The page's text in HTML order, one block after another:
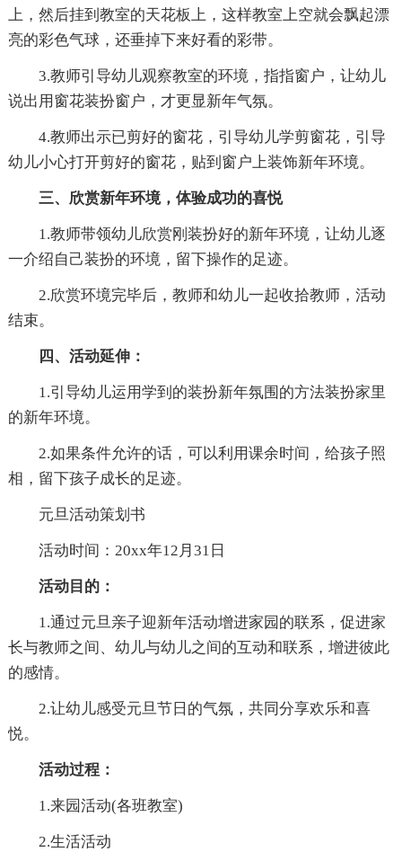
上，然后挂到教室的天花板上，这样教室上空就会飘起漂
亮的彩色气球，还垂掉下来好看的彩带。
3.教师引导幼儿观察教室的环境，指指窗户，让幼儿
说出用窗花装扮窗户，才更显新年气氛。
4.教师出示已剪好的窗花，引导幼儿学剪窗花，引导
幼儿小心打开剪好的窗花，贴到窗户上装饰新年环境。
三、欣赏新年环境，体验成功的喜悦
1.教师带领幼儿欣赏刚装扮好的新年环境，让幼儿逐
一介绍自己装扮的环境，留下操作的足迹。
2.欣赏环境完毕后，教师和幼儿一起收拾教师，活动
结束。
四、活动延伸：
1.引导幼儿运用学到的装扮新年氛围的方法装扮家里
的新年环境。
2.如果条件允许的话，可以利用课余时间，给孩子照
相，留下孩子成长的足迹。
元旦活动策划书
活动时间：20xx年12月31日
活动目的：
1.通过元旦亲子迎新年活动增进家园的联系，促进家
长与教师之间、幼儿与幼儿之间的互动和联系，增进彼此
的感情。
2.让幼儿感受元旦节日的气氛，共同分享欢乐和喜
悦。
活动过程：
1.来园活动(各班教室)
2.生活活动